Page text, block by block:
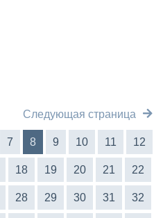
Следующая страница
7 8 9 10 11 12
18 19 20 21 22
28 29 30 31 32